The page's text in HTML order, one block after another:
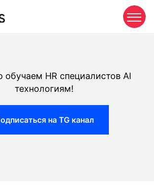
обучаем HR специалистов AI
технологиям!
на TG канал